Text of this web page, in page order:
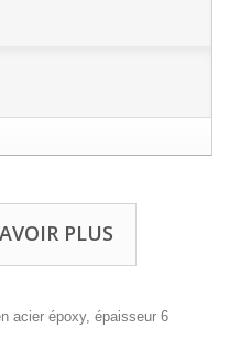
PLUS
acier époxy, épaisseur 6